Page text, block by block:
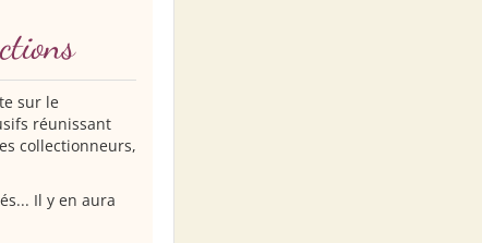
sur le
réunissant
collectionneurs,
Il y en aura